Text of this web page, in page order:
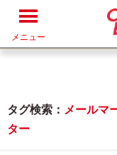
メニュー
タグ検索： メールマ
ター